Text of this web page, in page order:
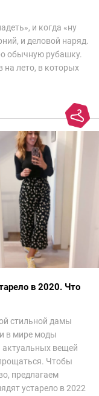
и когда «ну
и деловой наряд.
обычную рубашку.
на лето, в которых
в 2020. Что
стильной дамы
в мире моды
актуальных вещей
Чтобы
предлагаем
устарело в 2022